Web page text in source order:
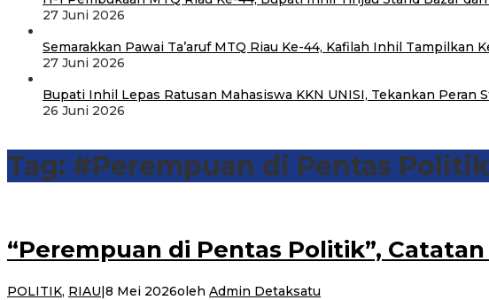
27 Juni 2026
Semarakkan Pawai Ta’aruf MTQ Riau Ke-44, Kafilah Inhil Tampilkan
27 Juni 2026
Bupati Inhil Lepas Ratusan Mahasiswa KKN UNISI, Tekankan Peran
26 Juni 2026
Tag: #Perempuan di Pentas Politik
“Perempuan di Pentas Politik”,
POLITIK, RIAU|8 Mei 2026oleh Admin Detaksatu